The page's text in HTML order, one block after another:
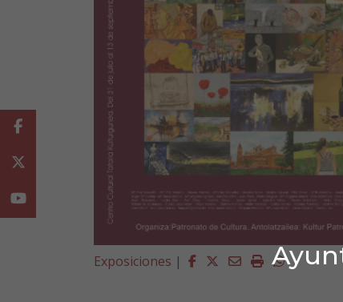
Exposiciones | Facebook
Twitter
EmailImprimir
Facebook
Youtube